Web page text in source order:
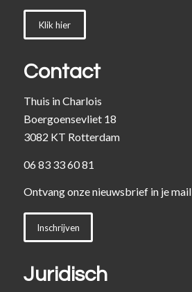
Klik hier
Contact
Thuis in Charlois
Boergoensevliet 18
3082 KT Rotterdam
06 83 33 60 81
Ontvang onze nieuwsbrief in je mail
Inschrijven
Juridisch